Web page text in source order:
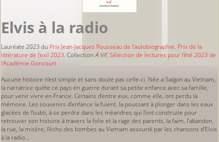
Elvis à la radio
Lauréate 2023 du Prix Jean-Jacques Rousseau de l'autobiographie. Prix de la
littérature de l'exil 2023. Collection À Vif.Sélection de lectures pour l'été 2023 de
l'Académie Goncourt
Aucune histoire n’est simple et sans doute pas celle-ci. Née a Saïgon au Vietnam,
la narratrice quitte ce pays en guerre durant sa petite enfance avec sa famille,
pour venir vivre en France. Certains d’entre eux, comme elle, ont perdu la
mémoire. Les souvenirs d’enfance la fuient, la poussant à plonger dans les eaux
glacées de l’oubli, à se perdre dans les méandres qui l’ont construite pour
retrouver son histoire à travers la folie et la rage des parents, la faim, l’abandon,
la rue, la misère, l’écho des bombes au Vietnam assourdi par les chansons d’Elvis
à la radio…